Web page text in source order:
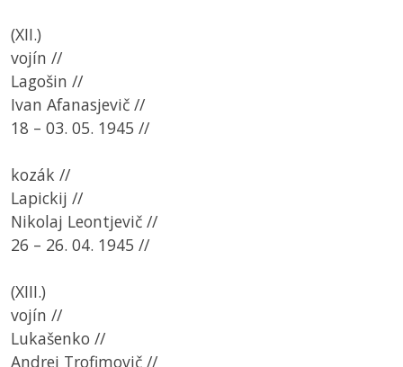
(XII.)
vojín //
Lagošin //
Ivan Afanasjevič //
18 – 03. 05. 1945 //
kozák //
Lapickij //
Nikolaj Leontjevič //
26 – 26. 04. 1945 //
(XIII.)
vojín //
Lukašenko //
Andrej Trofimovič //